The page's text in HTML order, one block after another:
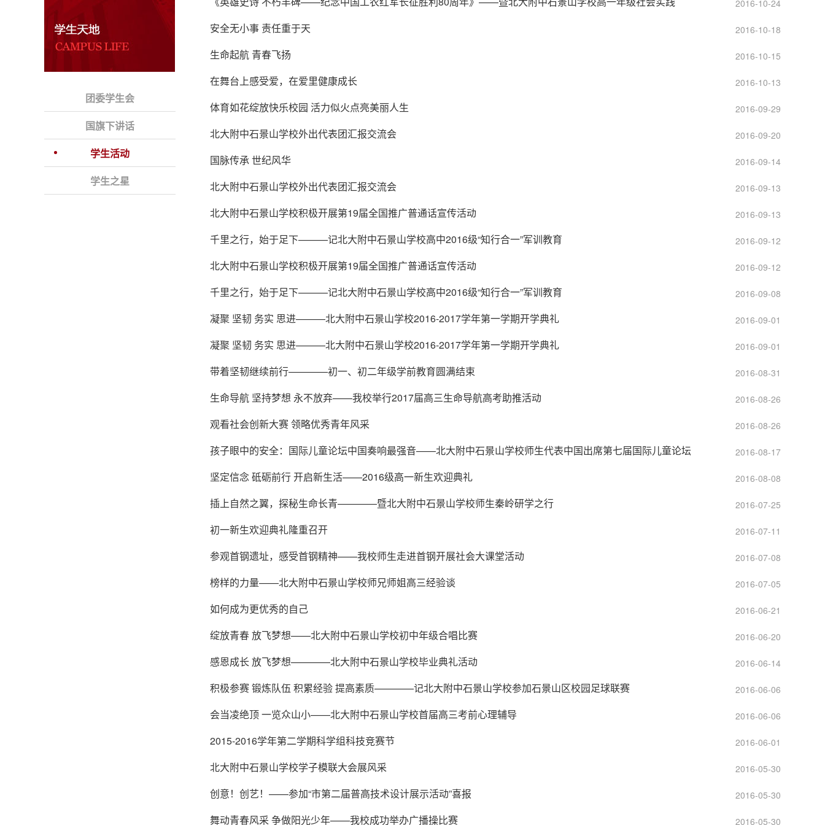
团委学生会
国旗下讲话
学生活动
学生之星
2016-10-24
安全无小事 责任重于天 2016-10-18
生命起航 青春飞扬 2016-10-15
在舞台上感受爱，在爱里健康成长 2016-10-13
体育如花绽放快乐校园 活力似火点亮美丽人生 2016-09-29
北大附中石景山学校外出代表团汇报交流会 2016-09-20
国脉传承 世纪风华 2016-09-14
北大附中石景山学校外出代表团汇报交流会 2016-09-13
北大附中石景山学校积极开展第19届全国推广普通话宣传活动 2016-09-13
千里之行，始于足下———记北大附中石景山学校高中2016级“知行合一”军训教育 2016-09-12
北大附中石景山学校积极开展第19届全国推广普通话宣传活动 2016-09-12
千里之行，始于足下———记北大附中石景山学校高中2016级“知行合一”军训教育 2016-09-08
凝聚 坚韧 务实 思进———北大附中石景山学校2016-2017学年第一学期开学典礼 2016-09-01
凝聚 坚韧 务实 思进———北大附中石景山学校2016-2017学年第一学期开学典礼 2016-09-01
带着坚韧继续前行————初一、初二年级学前教育圆满结束 2016-08-31
生命导航 坚持梦想 永不放弃——我校举行2017届高三生命导航高考助推活动 2016-08-26
观看社会创新大赛 领略优秀青年风采 2016-08-26
孩子眼中的安全：国际儿童论坛中国奏响最强音——北大附中石景山学校师生代表中国出席第七届国际儿童论坛 2016-08-17
坚定信念 砥砺前行 开启新生活——2016级高一新生欢迎典礼 2016-08-08
插上自然之翼，探秘生命长青————暨北大附中石景山学校师生秦岭研学之行 2016-07-25
初一新生欢迎典礼隆重召开 2016-07-11
参观首钢遗址，感受首钢精神——我校师生走进首钢开展社会大课堂活动 2016-07-08
榜样的力量——北大附中石景山学校师兄师姐高三经验谈 2016-07-05
如何成为更优秀的自己 2016-06-21
绽放青春 放飞梦想——北大附中石景山学校初中年级合唱比赛 2016-06-20
感恩成长 放飞梦想————北大附中石景山学校毕业典礼活动 2016-06-14
积极参赛 锻炼队伍 积累经验 提高素质————记北大附中石景山学校参加石景山区校园足球联赛 2016-06-06
会当凌绝顶 一览众山小——北大附中石景山学校首届高三考前心理辅导 2016-06-06
2015-2016学年第二学期科学组科技竞赛节 2016-06-01
北大附中石景山学校学子模联大会展风采 2016-05-30
创意！创艺！——参加“市第二届普高技术设计展示活动”喜报 2016-05-30
舞动青春风采 争做阳光少年——我校成功举办广播操比赛 2016-05-30